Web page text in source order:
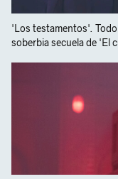
'Los testamentos'. Todo
soberbia secuela de 'El